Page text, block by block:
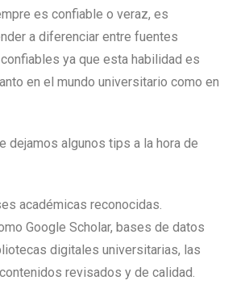
es confiable o veraz, es
a diferenciar entre fuentes
ya que esta habilidad es
en el mundo universitario como en
dejamos algunos tips a la hora de
académicas reconocidas.
Google Scholar, bases de datos
digitales universitarias, las
revisados y de calidad.